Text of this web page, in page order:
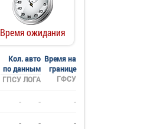
Время ожидания
Кол. авто
по данным
Время на
границе
ГФСУ
ГПСУ ЛОГА
- -
-
- -
-